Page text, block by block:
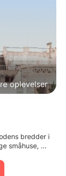
oplevelser
bredder i
småhuse, ...